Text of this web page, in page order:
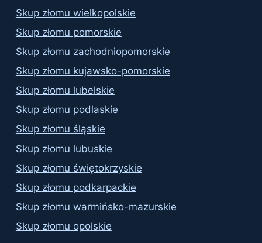
Skup złomu wielkopolskie
Skup złomu pomorskie
Skup złomu zachodniopomorskie
Skup złomu kujawsko-pomorskie
Skup złomu lubelskie
Skup złomu podlaskie
Skup złomu śląskie
Skup złomu lubuskie
Skup złomu świętokrzyskie
Skup złomu podkarpackie
Skup złomu warmińsko-mazurskie
Skup złomu opolskie